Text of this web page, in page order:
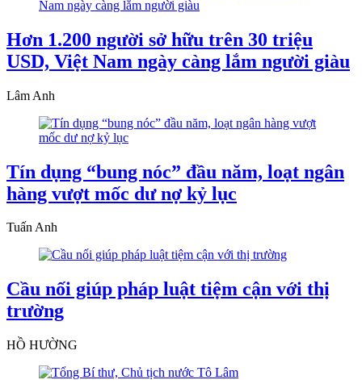
Hơn 1.200 người sở hữu trên 30 triệu
USD, Việt Nam ngày càng lắm người giàu
Lâm Anh
Tín dụng “bung nóc” đầu năm, loạt ngân
hàng vượt mốc dư nợ kỷ lục
Tuấn Anh
Cầu nối giúp pháp luật tiệm cận với thị
trường
HỒ HƯỜNG